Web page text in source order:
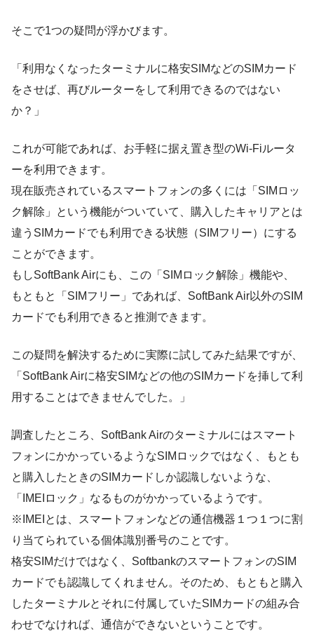
そこで1つの疑問が浮かびます。
「利用なくなったターミナルに格安SIMなどのSIMカード
をさせば、再びルーターをして利用できるのではない
か？」
これが可能であれば、お手軽に据え置き型のWi-Fiルータ
ーを利用できます。
現在販売されているスマートフォンの多くには「SIMロッ
ク解除」という機能がついていて、購入したキャリアとは
違うSIMカードでも利用できる状態（SIMフリー）にする
ことができます。
もしSoftBank Airにも、この「SIMロック解除」機能や、
もともと「SIMフリー」であれば、SoftBank Air以外のSIM
カードでも利用できると推測できます。
この疑問を解決するために実際に試してみた結果ですが、
「SoftBank Airに格安SIMなどの他のSIMカードを挿して利
用することはできませんでした。」
調査したところ、SoftBank Airのターミナルにはスマート
フォンにかかっているようなSIMロックではなく、もとも
と購入したときのSIMカードしか認識しないような、
「IMEIロック」なるものがかかっているようです。
※IMEIとは、スマートフォンなどの通信機器１つ１つに割
り当てられている個体識別番号のことです。
格安SIMだけではなく、SoftbankのスマートフォンのSIM
カードでも認識してくれません。そのため、もともと購入
したターミナルとそれに付属していたSIMカードの組み合
わせでなければ、通信ができないということです。